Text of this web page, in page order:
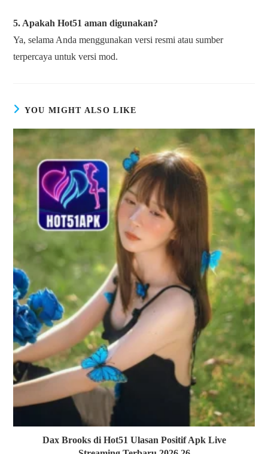
5. Apakah Hot51 aman digunakan?
Ya, selama Anda menggunakan versi resmi atau sumber
terpercaya untuk versi mod.
YOU MIGHT ALSO LIKE
Dax Brooks di Hot51 Ulasan Positif Apk Live